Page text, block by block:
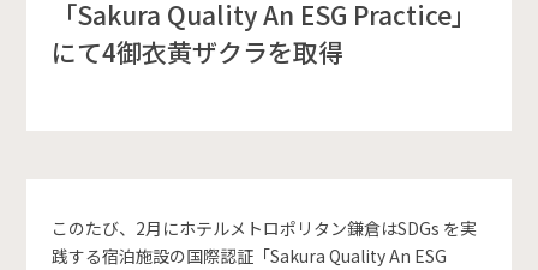
「Sakura Quality An ESG Practice」
にて4御衣黄ザクラを取得
このたび、2月にホテルメトロポリタン鎌倉はSDGs を実
践する宿泊施設の国際認証「Sakura Quality An ESG